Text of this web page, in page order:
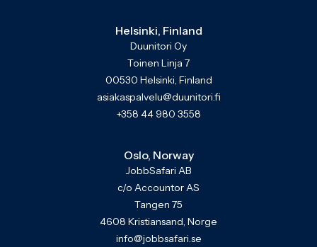
Helsinki, Finland
Duunitori Oy
Toinen Linja 7
00530 Helsinki, Finland
asiakaspalvelu@duunitori.fi
+358 44 980 3558
Oslo, Norway
JobbSafari AB
c/o Accountor AS
Tangen 75
4608 Kristiansand, Norge
info@jobbsafari.se